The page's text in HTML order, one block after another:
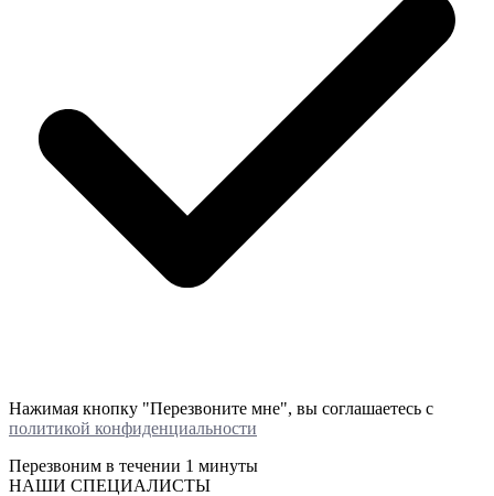
Нажимая кнопку "Перезвоните мне", вы соглашаетесь с
политикой конфиденциальности
Перезвоним в течении 1 минуты
НАШИ СПЕЦИАЛИСТЫ